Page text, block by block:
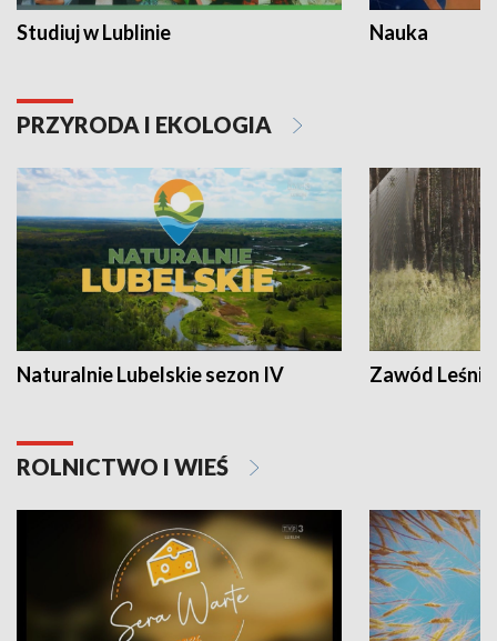
Studiuj w Lublinie Nauka
PRZYRODA I EKOLOGIA
Naturalnie Lubelskie sezon IV Zawód Leśnik
ROLNICTWO I WIEŚ